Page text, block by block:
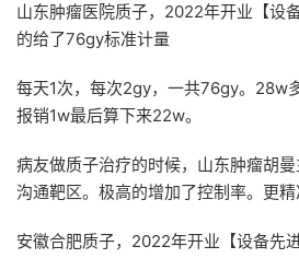
山东肿瘤医院质子，2022年开业【设
的给了76gy标准计量
每天1次，每次2gy，一共76gy。28w
报销1w最后算下来22w。
病友做质子治疗的时候，山东肿瘤胡
沟通靶区。极高的增加了控制率。更精
安徽合肥质子，2022年开业【设备先